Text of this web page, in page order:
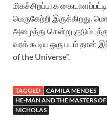
மிகச்சிறப்பாக
மெருகேற்றி இருக்கிறது.
அழைத்து சென்று
வரக் கூடிய ஒரு படம் தான்
of the Universe”.
TAGGED
CAMILA MENDES
HE-MAN AND THE MASTERS
NICHOLAS